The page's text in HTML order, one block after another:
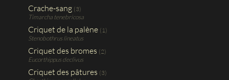
Crache-sang (3)
Timarcha tenebricosa
Criquet de la palène (1)
Stenobothrus lineatus
Criquet des bromes (2)
Eucorthippus declivus
Criquet des pâtures (3)